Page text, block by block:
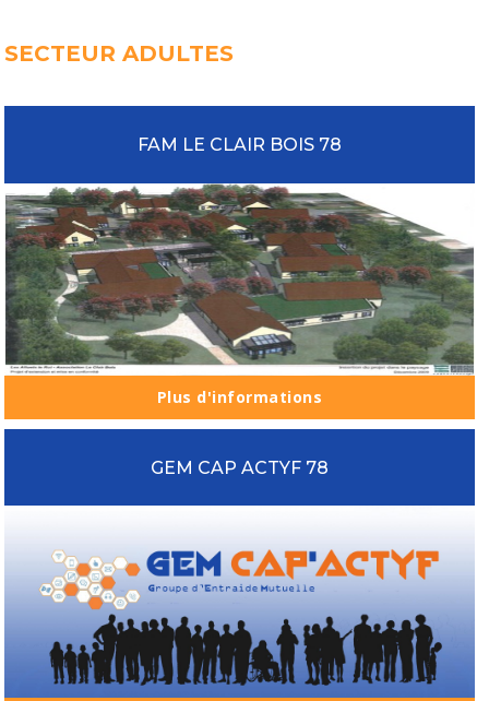
SECTEUR ADULTES
FAM LE CLAIR BOIS 78
Plus d'informations
GEM CAP ACTYF 78